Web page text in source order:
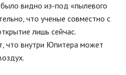
видно из-под «пылевого
что ученые совместно с
лишь сейчас.
что внутри Юпитера может